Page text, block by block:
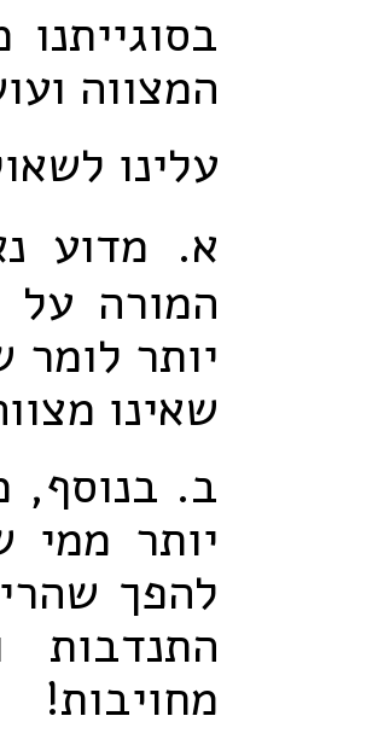
המצווה
עלינו
א. מדוע
המורה על
יותר
שאינו
ב. בנוסף,
יותר ממי
להפך
מחויבות!